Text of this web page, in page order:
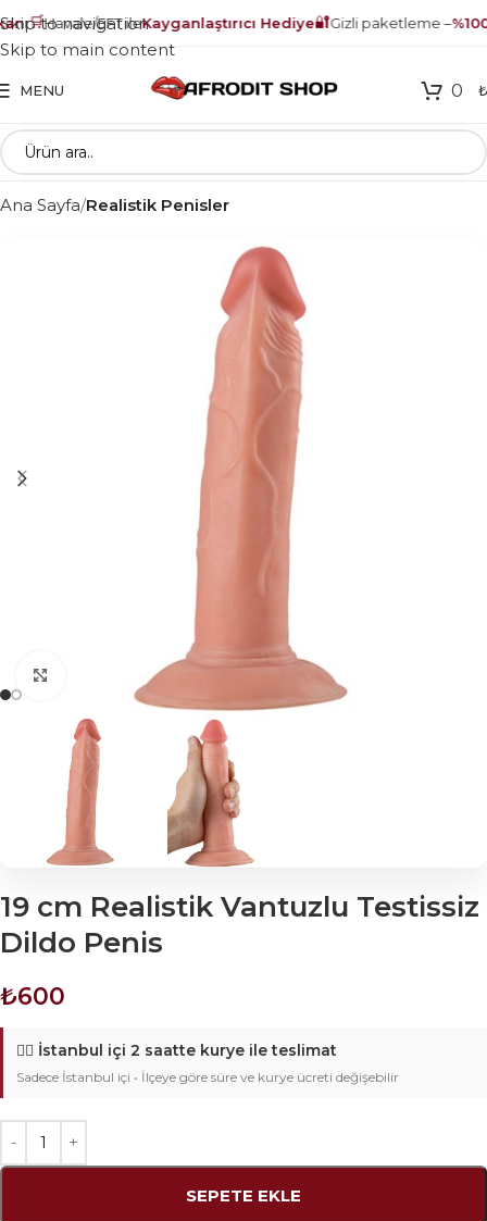
🛒Havale/EFT ileKayganlaştırıcı Hediye🔐Gizli paketleme –%100
Skip to navigation
Skip to main content
MENU 0 ₺
Ana Sayfa Realistik Penisler
Click to enlarge
19 cm Realistik Vantuzlu Testissiz
Dildo Penis
₺600
🚴‍♂️ İstanbul içi 2 saatte kurye ile teslimat
Sadece İstanbul içi • İlçeye göre süre ve kurye ücreti değişebilir
SEPETE EKLE